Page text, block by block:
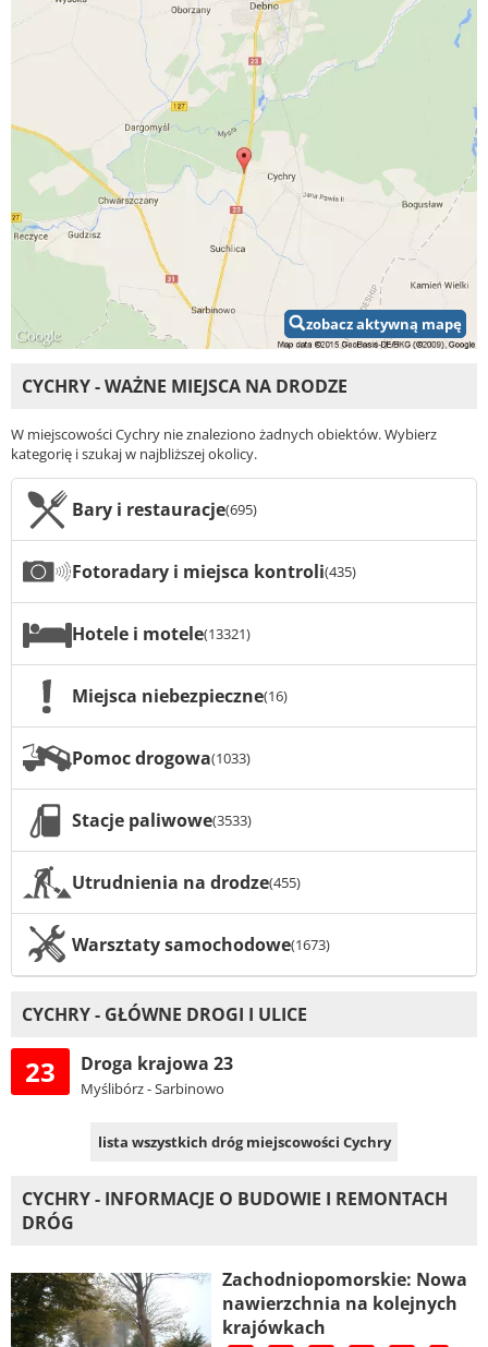
zobacz aktywną mapę
CYCHRY - WAŻNE MIEJSCA NA DRODZE
W miejscowości Cychry nie znaleziono żadnych obiektów. Wybierz
kategorię i szukaj w najbliższej okolicy.
Bary i restauracje(695)
Fotoradary i miejsca kontroli(435)
Hotele i motele(13321)
Miejsca niebezpieczne(16)
Pomoc drogowa(1033)
Stacje paliwowe(3533)
Utrudnienia na drodze(455)
Warsztaty samochodowe(1673)
CYCHRY - GŁÓWNE DROGI I ULICE
23 Droga krajowa 23
Myślibórz - Sarbinowo
lista wszystkich dróg miejscowości Cychry
CYCHRY - INFORMACJE O BUDOWIE I REMONTACH
DRÓG
Zachodniopomorskie: Nowa
nawierzchnia na kolejnych
krajówkach